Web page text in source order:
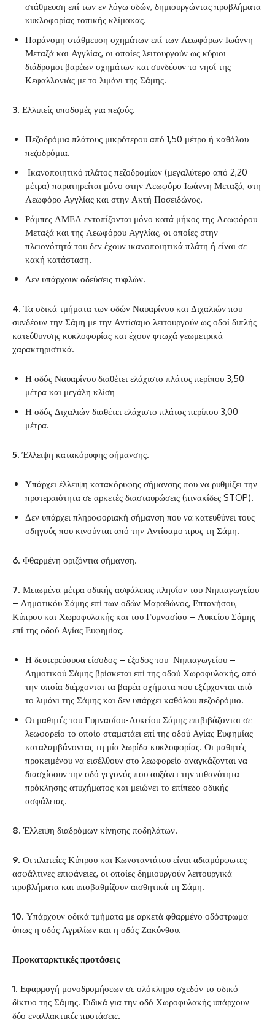
στάθμευση επί των εν λόγω οδών, δημιουργώντας προβλήματα
κυκλοφορίας τοπικής κλίμακας.
‌Παράνομη στάθμευση οχημάτων επί των Λεωφόρων Ιωάννη
Μεταξά και Αγγλίας, οι οποίες λειτουργούν ως κύριοι
διάδρομοι βαρέων οχημάτων και συνδέουν το νησί της
Κεφαλλονιάς με το λιμάνι της Σάμης.
3. Ελλιπείς υποδομές για πεζούς.
‌Πεζοδρόμια πλάτους μικρότερου από 1,50 μέτρο ή καθόλου
πεζοδρόμια.
‌ Ικανοποιητικό πλάτος πεζοδρομίων (μεγαλύτερο από 2,20
μέτρα) παρατηρείται μόνο στην Λεωφόρο Ιωάννη Μεταξά, στη
Λεωφόρο Αγγλίας και στην Ακτή Ποσειδώνος.
‌Ράμπες ΑΜΕΑ εντοπίζονται μόνο κατά μήκος της Λεωφόρου
Μεταξά και της Λεωφόρου Αγγλίας, οι οποίες στην
πλειονότητά του δεν έχουν ικανοποιητικά πλάτη ή είναι σε
κακή κατάσταση.
‌Δεν υπάρχουν οδεύσεις τυφλών.
4. Τα οδικά τμήματα των οδών Ναυαρίνου και Διχαλιών που
συνδέουν την Σάμη με την Αντίσαμο λειτουργούν ως οδοί διπλής
κατεύθυνσης κυκλοφορίας και έχουν φτωχά γεωμετρικά
χαρακτηριστικά.
‌Η οδός Ναυαρίνου διαθέτει ελάχιστο πλάτος περίπου 3,50
μέτρα και μεγάλη κλίση
‌Η οδός Διχαλιών διαθέτει ελάχιστο πλάτος περίπου 3,00
μέτρα.
5. Έλλειψη κατακόρυφης σήμανσης.
‌Υπάρχει έλλειψη κατακόρυφης σήμανσης που να ρυθμίζει την
προτεραιότητα σε αρκετές διασταυρώσεις (πινακίδες STOP).
‌Δεν υπάρχει πληροφοριακή σήμανση που να κατευθύνει τους
οδηγούς που κινούνται από την Αντίσαμο προς τη Σάμη.
6. Φθαρμένη οριζόντια σήμανση.
7. Μειωμένα μέτρα οδικής ασφάλειας πλησίον του Νηπιαγωγείου
– Δημοτικόυ Σάμης επί των οδών Μαραθώνος, Επτανήσου,
Κύπρου και Χωροφυλακής και του Γυμνασίου – Λυκείου Σάμης
επί της οδού Αγίας Ευφημίας.
‌Η δευτερεύουσα είσοδος – έξοδος του Νηπιαγωγείου –
Δημοτικού Σάμης βρίσκεται επί της οδού Χωροφυλακής, από
την οποία διέρχονται τα βαρέα οχήματα που εξέρχονται από
το λιμάνι της Σάμης και δεν υπάρχει καθόλου πεζοδρόμιο.
‌Οι μαθητές του Γυμνασίου-Λυκείου Σάμης επιβιβάζονται σε
λεωφορείο το οποίο σταματάει επί της οδού Αγίας Ευφημίας
καταλαμβάνοντας τη μία λωρίδα κυκλοφορίας. Οι μαθητές
προκειμένου να εισέλθουν στο λεωφορείο αναγκάζονται να
διασχίσουν την οδό γεγονός που αυξάνει την πιθανότητα
πρόκλησης ατυχήματος και μειώνει το επίπεδο οδικής
ασφάλειας.
8. Έλλειψη διαδρόμων κίνησης ποδηλάτων.
9. Οι πλατείες Κύπρου και Κωνσταντάτου είναι αδιαμόρφωτες
ασφάλτινες επιφάνειες, οι οποίες δημιουργούν λειτουργικά
προβλήματα και υποβαθμίζουν αισθητικά τη Σάμη.
10. Υπάρχουν οδικά τμήματα με αρκετά φθαρμένο οδόστρωμα
όπως η οδός Αγριλίων και η οδός Ζακύνθου.
Προκαταρκτικές προτάσεις
1. Εφαρμογή μονοδρομήσεων σε ολόκληρο σχεδόν το οδικό
δίκτυο της Σάμης. Ειδικά για την οδό Χωροφυλακής υπάρχουν
δύο εναλλακτικές προτάσεις.